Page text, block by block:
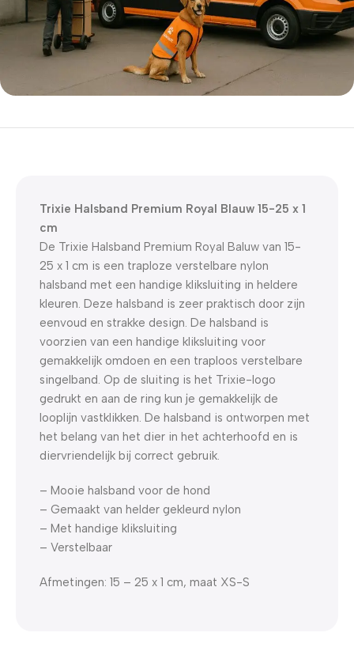
5% korting met code
Trixie Halsband Premium Royal Blauw 15-25 x 1
cm
De Trixie Halsband Premium Royal Baluw van 15-
25 x 1 cm is een traploze verstelbare nylon
halsband met een handige kliksluiting in heldere
kleuren. Deze halsband is zeer praktisch door zijn
eenvoud en strakke design. De halsband is
voorzien van een handige kliksluiting voor
gemakkelijk omdoen en een traploos verstelbare
singelband. Op de sluiting is het Trixie-logo
gedrukt en aan de ring kun je gemakkelijk de
looplijn vastklikken. De halsband is ontworpen met
het belang van het dier in het achterhoofd en is
diervriendelijk bij correct gebruik.
– Mooie halsband voor de hond
– Gemaakt van helder gekleurd nylon
– Met handige kliksluiting
– Verstelbaar
Afmetingen: 15 – 25 x 1 cm, maat XS-S